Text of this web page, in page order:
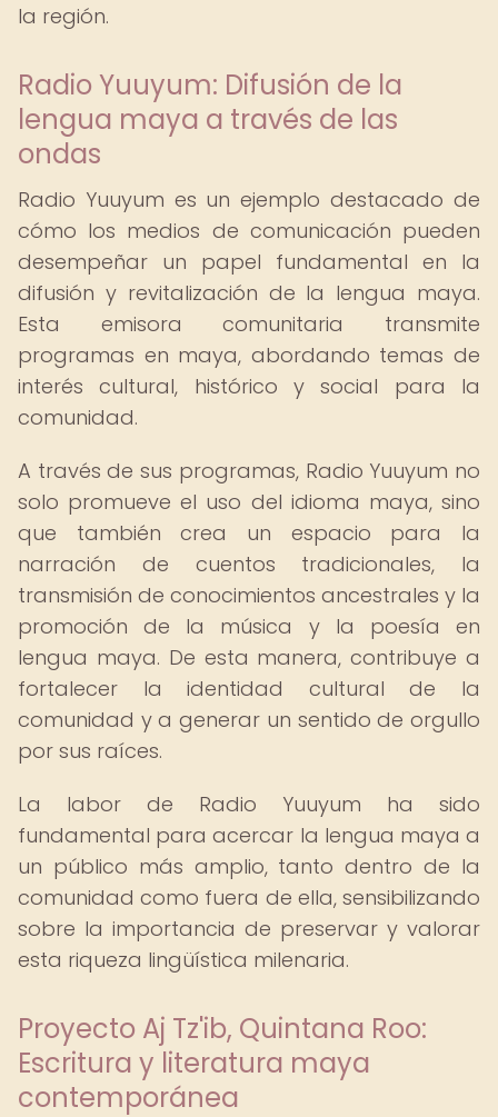
la región.
Radio Yuuyum: Difusión de la
lengua maya a través de las
ondas
Radio Yuuyum es un ejemplo destacado de
cómo los medios de comunicación pueden
desempeñar un papel fundamental en la
difusión y revitalización de la lengua maya.
Esta emisora comunitaria transmite
programas en maya, abordando temas de
interés cultural, histórico y social para la
comunidad.
A través de sus programas, Radio Yuuyum no
solo promueve el uso del idioma maya, sino
que también crea un espacio para la
narración de cuentos tradicionales, la
transmisión de conocimientos ancestrales y la
promoción de la música y la poesía en
lengua maya. De esta manera, contribuye a
fortalecer la identidad cultural de la
comunidad y a generar un sentido de orgullo
por sus raíces.
La labor de Radio Yuuyum ha sido
fundamental para acercar la lengua maya a
un público más amplio, tanto dentro de la
comunidad como fuera de ella, sensibilizando
sobre la importancia de preservar y valorar
esta riqueza lingüística milenaria.
Proyecto Aj Tz'ib, Quintana Roo:
Escritura y literatura maya
contemporánea